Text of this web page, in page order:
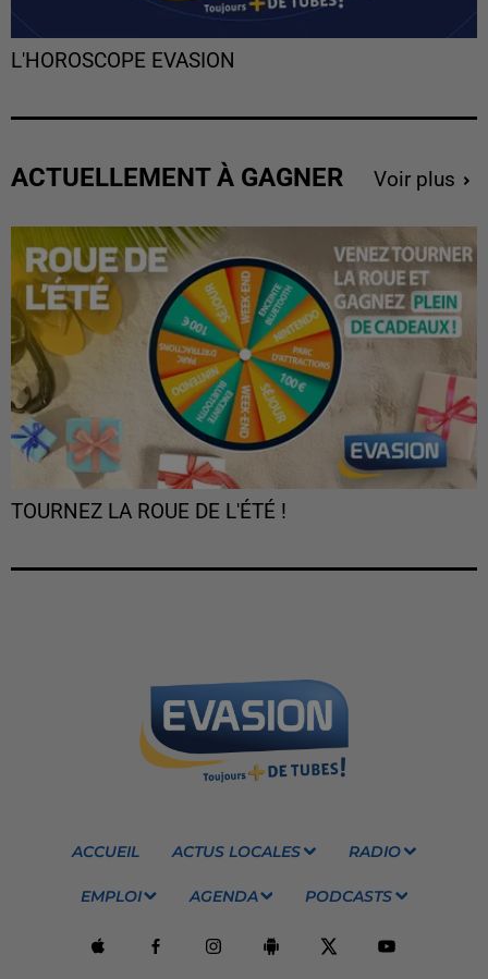
L'HOROSCOPE EVASION
ACTUELLEMENT À GAGNER Voir plus
TOURNEZ LA ROUE DE L'ÉTÉ !
ACCUEIL ACTUS LOCALES RADIO
EMPLOI AGENDA PODCASTS